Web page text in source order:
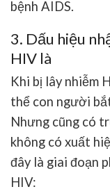
bệnh AIDS.
3. Dấu hiệu
HIV là
Khi bị lây nhiễm
thể con người
Nhưng cũng có
không có xuất
đây là giai đoạn
HIV: